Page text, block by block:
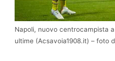
Napoli, nuovo centrocampista
ultime (Acsavoia1908.it) – foto